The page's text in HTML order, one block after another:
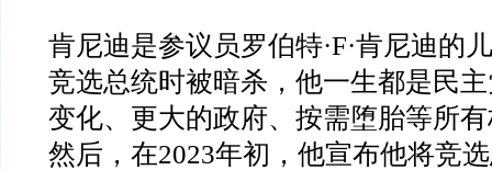
肯尼迪是参议员罗伯特·F·肯尼迪的
竞选总统时被暗杀，他一生都是民
变化、更大的政府、按需堕胎等所
然后，在2023年初，他宣布他将竞